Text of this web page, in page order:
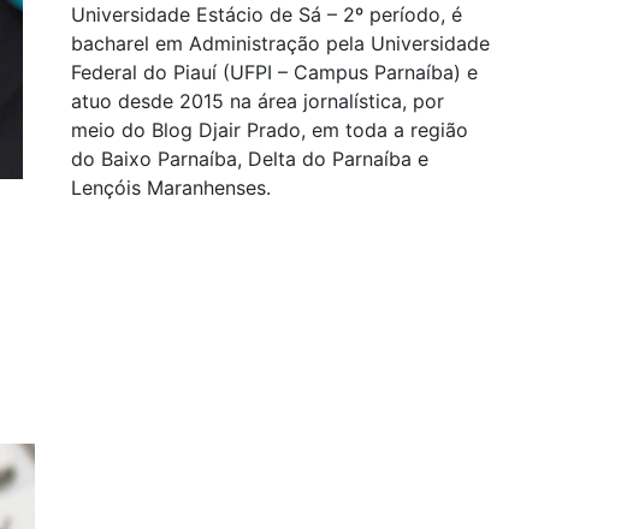
Universidade Estácio de Sá – 2º período, é
bacharel em Administração pela Universidade
Federal do Piauí (UFPI – Campus Parnaíba) e
atuo desde 2015 na área jornalística, por
meio do Blog Djair Prado, em toda a região
do Baixo Parnaíba, Delta do Parnaíba e
Lençóis Maranhenses.